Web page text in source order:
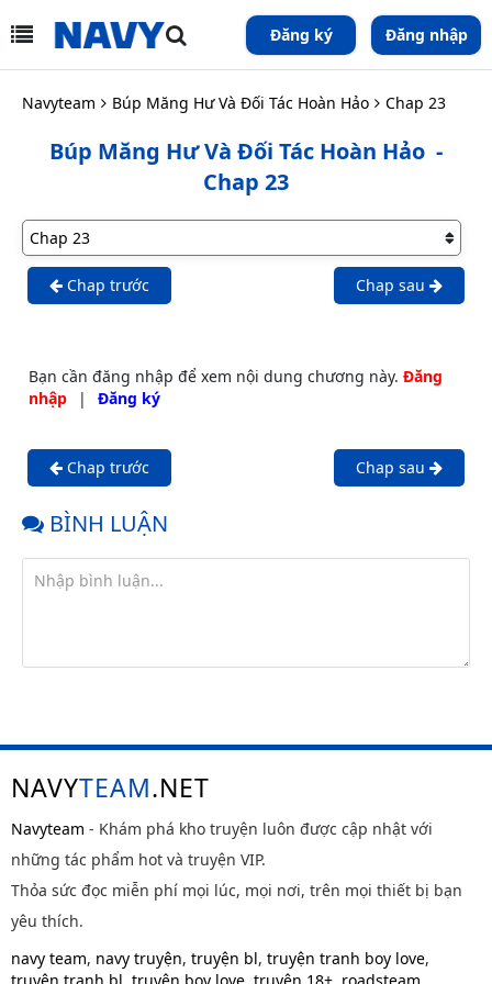
Đăng ký Đăng nhập
Navyteam Búp Măng Hư Và Đối Tác Hoàn Hảo Chap 23
Búp Măng Hư Và Đối Tác Hoàn Hảo -
Chap 23
Chap trước Chap sau
Bạn cần đăng nhập để xem nội dung chương này. Đăng
nhập
| Đăng ký
Chap trước Chap sau
BÌNH LUẬN
NAVYTEAM.NET
Navyteam - Khám phá kho truyện luôn được cập nhật với
những tác phẩm hot và truyện VIP.
Thỏa sức đọc miễn phí mọi lúc, mọi nơi, trên mọi thiết bị bạn
yêu thích.
navy team, navy truyện, truyện bl, truyện tranh boy love,